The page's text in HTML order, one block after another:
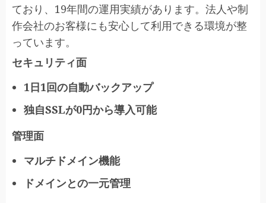
ており、19年間の運用実績があります。法人や制
作会社のお客様にも安心して利用できる環境が整
っています。
セキュリティ面
1日1回の自動バックアップ
独自SSLが0円から導入可能
管理面
マルチドメイン機能
ドメインとの一元管理